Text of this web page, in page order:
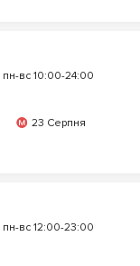
пн-вс 10:00-24:00
23 Серпня
пн-вс 12:00-23:00